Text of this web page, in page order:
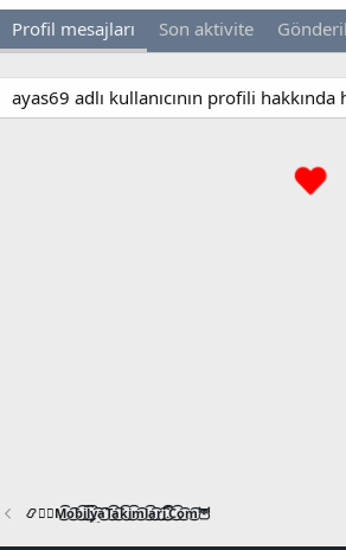
Profil mesajları Son aktivite
ayas69 adlı kullanıcının profili
📿🧙‍♂️M͜͡o͜͡b͜͡i͜͡l͜͡y͜͡a͜͡T͜͡a͜͡k͜͡i͜͡m͜͡l͜͡a͜͡r͜͡i͜͡.͜͡C͜͡o͜͡m͜͡🦉